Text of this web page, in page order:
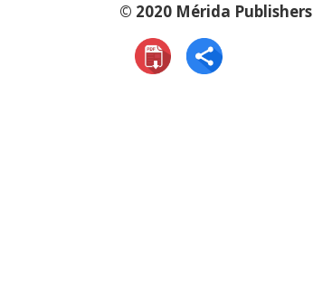
© 2020 Mérida Publishers